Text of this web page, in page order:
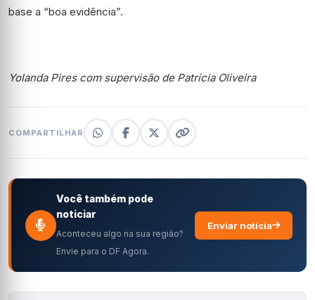
base a “boa evidência”.
Yolanda Pires com supervisão de Patrícia Oliveira
COMPARTILHAR
Você também pode
noticiar
Aconteceu algo na sua região?
Envie para o DF Agora.
Enviar notícia